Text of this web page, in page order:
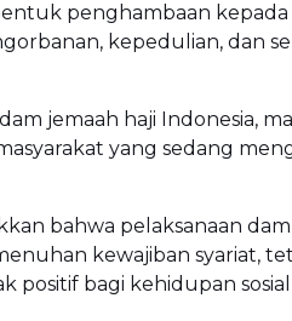
penghambaan
kepedulian, dan
jemaah haji Indonesia,
yang sedang
bahwa pelaksanaan
kewajiban syariat,
positif bagi kehidupan